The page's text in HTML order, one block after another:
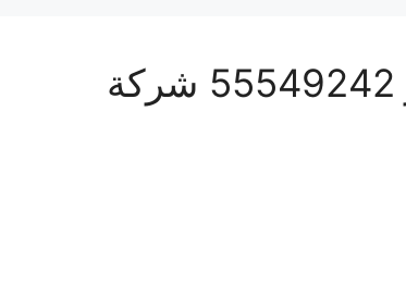
غسيل واجهة مباني الصوابر 55549242 شركة